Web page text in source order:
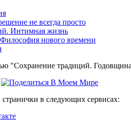
не всегда просто
Интимная жизнь
нового времени
"Сохранение традиций.
в следующих сервисах: